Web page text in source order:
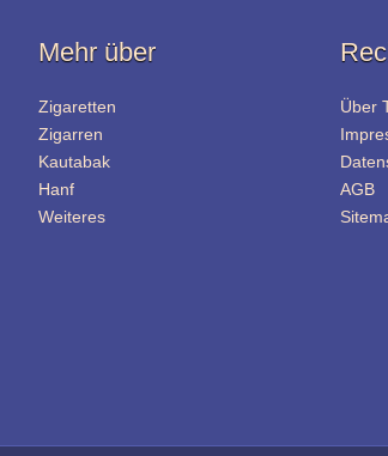
Mehr über
Zigaretten
Zigarren
Kautabak
Hanf
Weiteres
Über
AGB